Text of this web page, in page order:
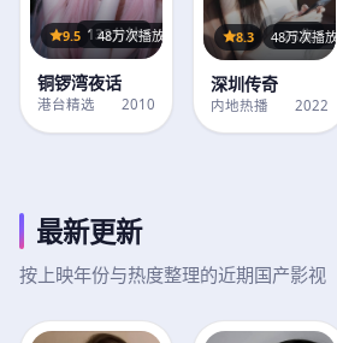
132分钟
9.5 48万次播放
铜锣湾夜话
港台精选 2010
28集
8.3 48万次播放
深圳传奇
内地热播 2022
最新更新
按上映年份与热度整理的近期国产影视